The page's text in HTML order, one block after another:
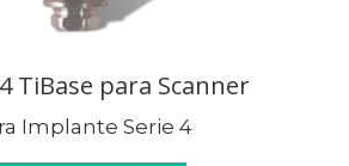
TiBase para Scanner
Implante Serie 4